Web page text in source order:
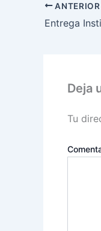
ANTERIOR
Deja
Tu